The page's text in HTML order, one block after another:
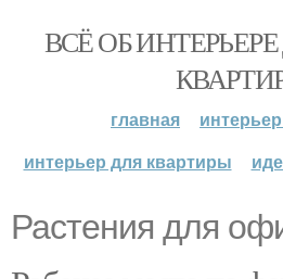
ВСЁ ОБ
главная
интерьер для квартиры
Растения для